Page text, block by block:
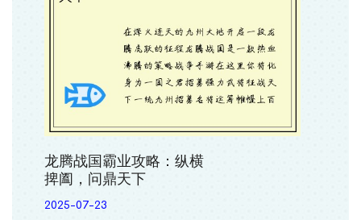
龙腾战国霸业攻略：纵横
捭阖，问鼎天下
2025-07-23